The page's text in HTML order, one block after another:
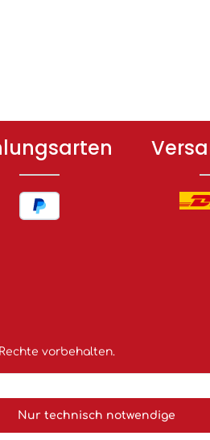
vorbehalten.
Nur technisch notwendige